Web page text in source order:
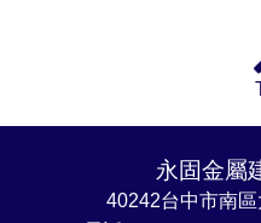
永固金屬
40242台中市南